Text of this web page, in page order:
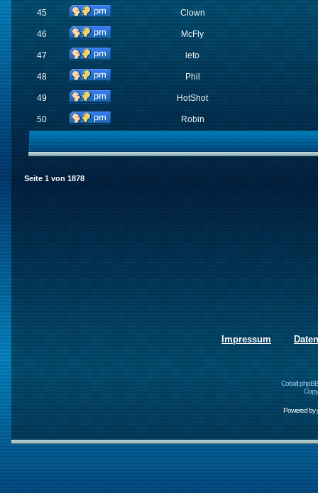
45 Clown
46 McFly
47 leto
48 Phil
49 HotShot
50 Robin
Seite 1 von 1878
Impressum
Cobalt
Powered by